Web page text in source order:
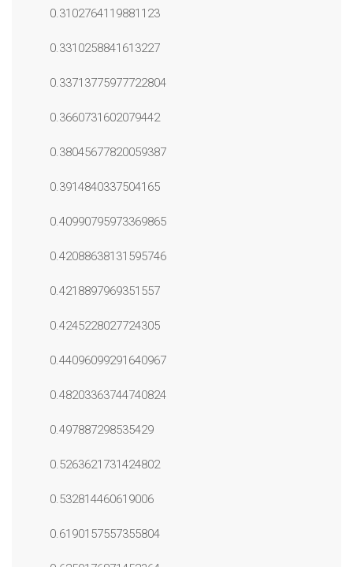
0.3102764119881123
0.3310258841613227
0.33713775977722804
0.3660731602079442
0.38045677820059387
0.3914840337504165
0.40990795973369865
0.42088638131595746
0.4218897969351557
0.4245228027724305
0.44096099291640967
0.48203363744740824
0.497887298535429
0.5263621731424802
0.532814460619006
0.6190157557355804